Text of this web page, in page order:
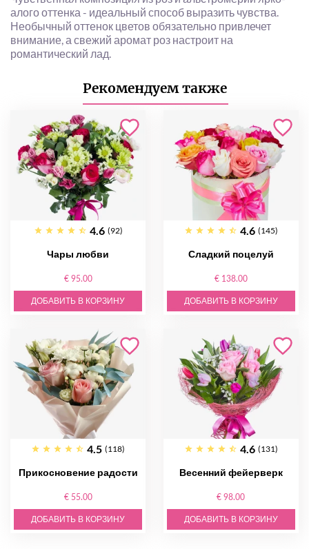
алого оттенка - идеальный способ выразить чувства.
Необычный оттенок цветов обязательно привлечет
внимание, а свежий аромат роз настроит на
романтический лад.
Рекомендуем также
4.6 (92)
Чары любви
€ 95.00
ДОБАВИТЬ В КОРЗИНУ
4.6 (145)
Сладкий поцелуй
€ 138.00
ДОБАВИТЬ В КОРЗИНУ
4.5 (118)
Прикосновение радости
€ 55.00
ДОБАВИТЬ В КОРЗИНУ
4.6 (131)
Весенний фейерверк
€ 98.00
ДОБАВИТЬ В КОРЗИНУ